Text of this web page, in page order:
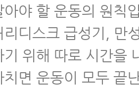
아야 할 운동의 원칙
리디스크 급성기, 만
위해 따로 시간을
면 운동이 모두 끝